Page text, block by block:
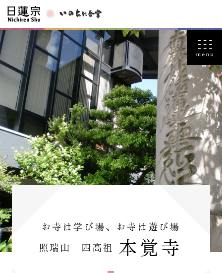
お寺は学び場、お寺は遊び場
照瑞山 四高祖 本覚寺